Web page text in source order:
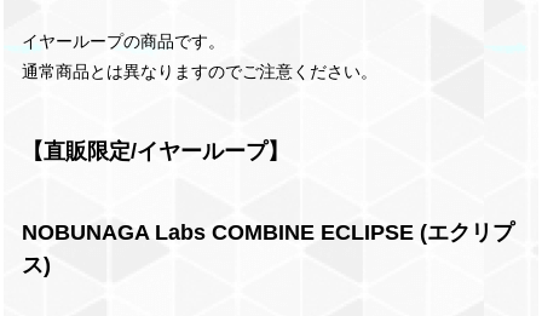
イヤーループの商品です。
通常商品とは異なりますのでご注意ください。
【直販限定/イヤーループ】
NOBUNAGA Labs COMBINE ECLIPSE (エクリプ
ス)